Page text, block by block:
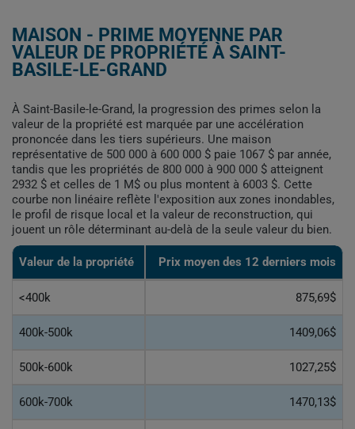
MAISON - PRIME MOYENNE PAR
VALEUR DE PROPRIÉTÉ À SAINT-
BASILE-LE-GRAND
À Saint-Basile-le-Grand, la progression des primes selon la
valeur de la propriété est marquée par une accélération
prononcée dans les tiers supérieurs. Une maison
représentative de 500 000 à 600 000 $ paie 1067 $ par année,
tandis que les propriétés de 800 000 à 900 000 $ atteignent
2932 $ et celles de 1 M$ ou plus montent à 6003 $. Cette
courbe non linéaire reflète l'exposition aux zones inondables,
le profil de risque local et la valeur de reconstruction, qui
jouent un rôle déterminant au-delà de la seule valeur du bien.
Valeur de la propriété Prix moyen des 12 derniers mois
<400k 875,69$
400k-500k 1409,06$
500k-600k 1027,25$
600k-700k 1470,13$